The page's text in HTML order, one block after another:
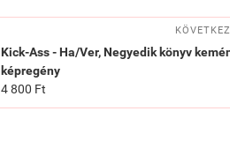
Kick-Ass - Ha/Ver, Negyedik könyv
képregény
4 800 Ft